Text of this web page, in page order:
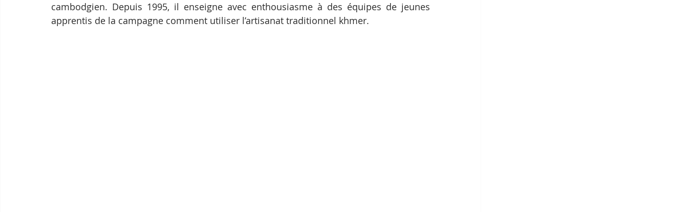
cambodgien. Depuis 1995, il enseigne avec enthousiasme à des équipes de jeunes
apprentis de la campagne comment utiliser l’artisanat traditionnel khmer.